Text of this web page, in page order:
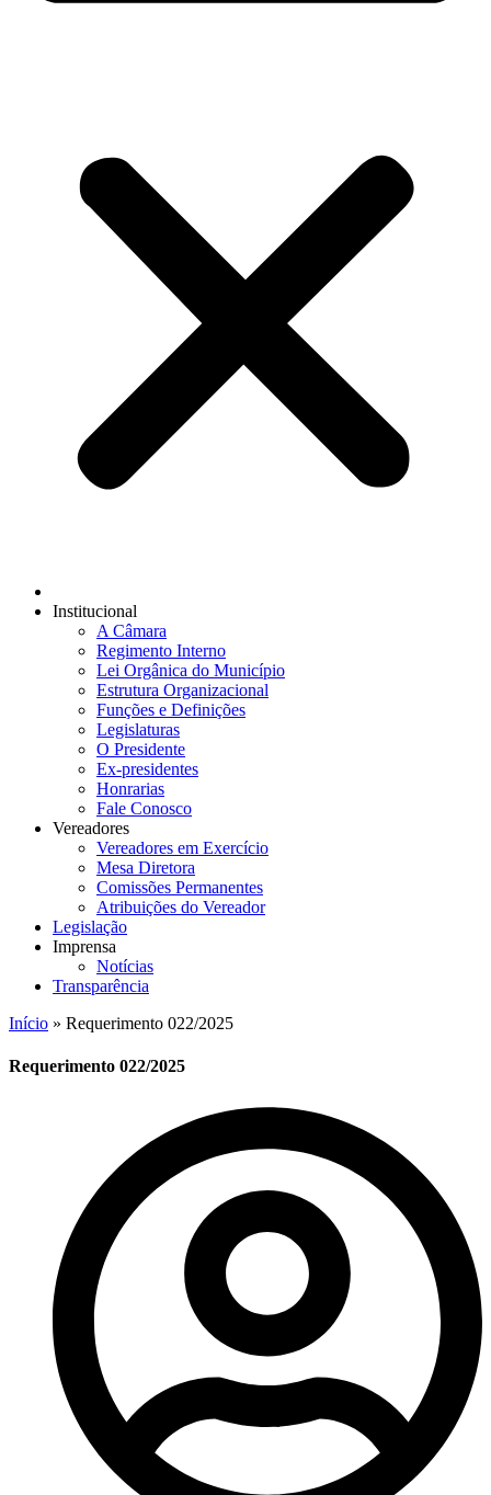
Institucional
A Câmara
Regimento Interno
Lei Orgânica do Município
Estrutura Organizacional
Funções e Definições
Legislaturas
O Presidente
Ex-presidentes
Honrarias
Fale Conosco
Vereadores
Vereadores em Exercício
Mesa Diretora
Comissões Permanentes
Atribuições do Vereador
Legislação
Imprensa
Notícias
Transparência
Início » Requerimento 022/2025
Requerimento 022/2025